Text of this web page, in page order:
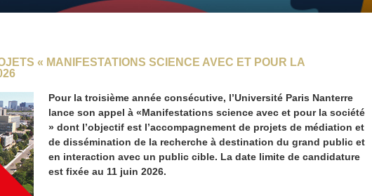
« MANIFESTATIONS SCIENCE AVEC ET POUR LA
Pour la troisième année consécutive, l’Université Paris Nanterre
lance son appel à «Manifestations science avec et pour la société
» dont l’objectif est l’accompagnement de projets de médiation et
de dissémination de la recherche à destination du grand public et
en interaction avec un public cible. La date limite de candidature
est fixée au 11 juin 2026.